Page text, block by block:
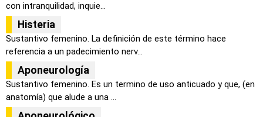
con intranquilidad, inquie...
Histeria
Sustantivo femenino. La definición de este término hace
referencia a un padecimiento nerv...
Aponeurología
Sustantivo femenino. Es un termino de uso anticuado y que, (en
anatomía) que alude a una ...